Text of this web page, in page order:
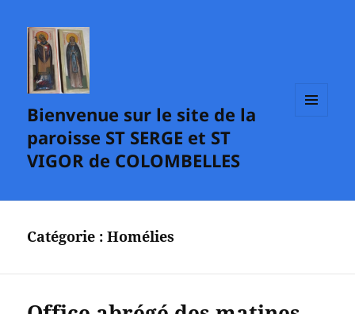
Bienvenue sur le site de la
paroisse ST SERGE et ST
VIGOR de COLOMBELLES
Catégorie :Homélies